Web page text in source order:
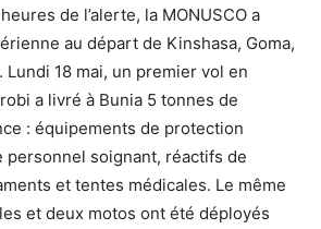
de l’alerte, la MONUSCO a
au départ de Kinshasa, Goma,
Lundi 18 mai, un premier vol en
a livré à Bunia 5 tonnes de
: équipements de protection
soignant, réactifs de
et tentes médicales. Le même
et deux motos ont été déployés